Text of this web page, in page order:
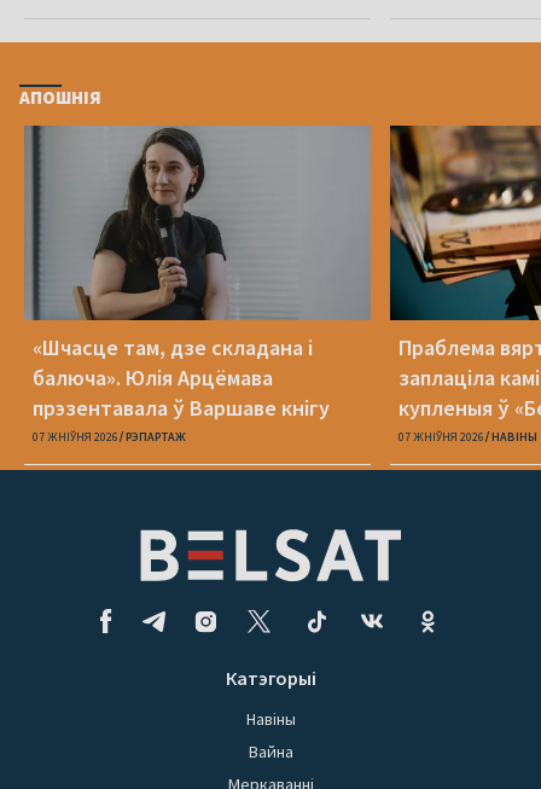
АПОШНІЯ
«Шчасце там, дзе складана і
балюча». Юлія Арцёмава
прэзентавала ў Варшаве кнігу
«Пока я искала слова»
07 ЖНІЎНЯ 2026 РЭПАРТАЖ
Праблема
заплаціла
купленыя ў
07 ЖНІЎНЯ 2026 НАВІНЫ
Катэгорыі
Навіны
Вайна
Меркаванні